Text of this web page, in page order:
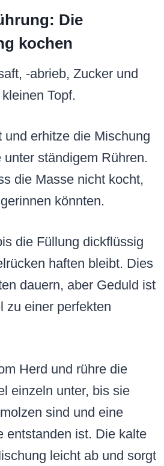
Die
kochen
-abrieb, Zucker und
Topf.
und erhitze die Mischung
unter ständigem Rühren.
die Masse nicht kocht,
könnten.
die Füllung dickflüssig
haften bleibt. Dies
dauern, aber Geduld ist
zu einer perfekten
Herd und rühre die
einzeln unter, bis sie
sind und eine
entstanden ist. Die kalte
leicht ab und sorgt